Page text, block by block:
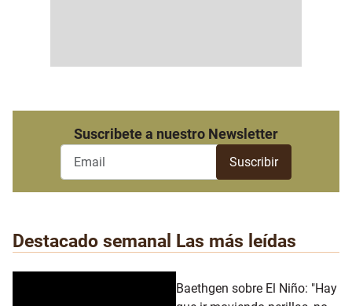
Suscribete a nuestro Newsletter
Destacado semanal Las más leídas
Baethgen sobre El Niño: "Hay